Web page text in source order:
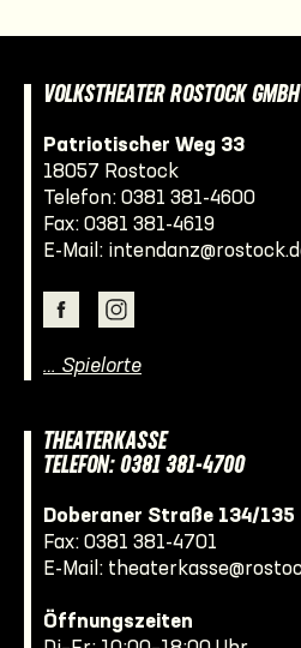
VOLKSTHEATER ROSTOCK GMBH
Patriotischer Weg 33
18057 Rostock
Telefon: 0381 381-4600
Fax: 0381 381-4619
E-Mail:
… Spielorte
THEATERKASSE
TELEFON: 0381 381-4700
Doberaner Straße 134/135
Fax: 0381 381-4701
E-Mail:
Öffnungszeiten